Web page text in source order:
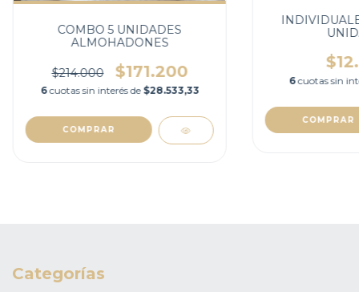
COMBO 5 UNIDADES
ALMOHADONES
$214.000 $171.200
6 cuotas sin interés de $28.533,33
6 cuotas sin
Categorías